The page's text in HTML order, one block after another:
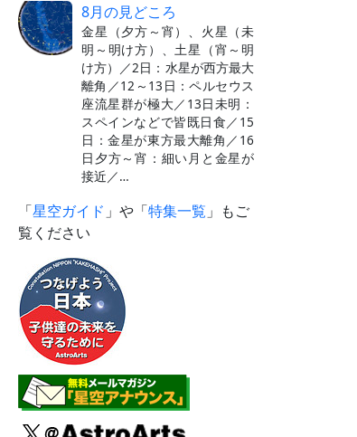
8月の見どころ
金星（夕方～宵）、火星（未
明～明け方）、土星（宵～明
け方）／2日：水星が西方最大
離角／12～13日：ペルセウス
座流星群が極大／13日未明：
スペインなどで皆既日食／15
日：金星が東方最大離角／16
日夕方～宵：細い月と金星が
接近／…
「星空ガイド 」や「特集一覧 」もご
覧ください